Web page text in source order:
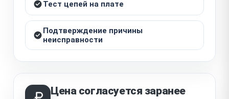
Тест цепей на плате
Подтверждение причины
неисправности
Цена согласуется заранее